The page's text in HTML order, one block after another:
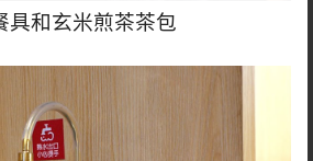
具和玄米煎茶茶包